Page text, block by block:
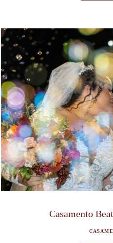
Casamento